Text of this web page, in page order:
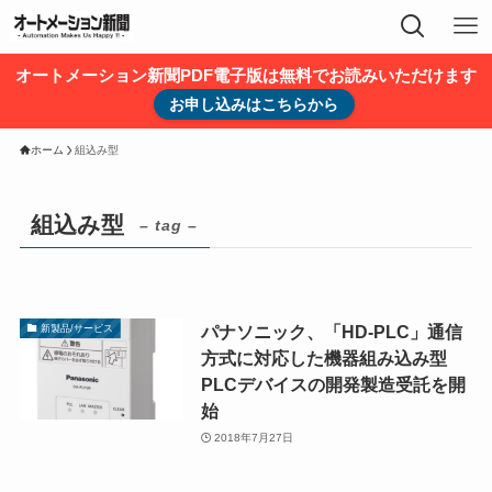
オートメーション新聞PDF電子版は無料でお読みいただけます
お申し込みはこちらから
ホーム 組込み型
組込み型 – tag –
新製品/サービス
パナソニック、「HD-PLC」通信
方式に対応した機器組み込み型
PLCデバイスの開発製造受託を開
始
2018年7月27日